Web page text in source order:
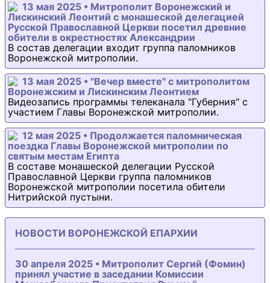
13 мая 2025 • Митрополит Воронежский и
Лискинский Леонтий с монашеской делегацией
Русской Православной Церкви посетил древние
обители в окрестностях Александрии
В состав делегации входит группа паломников
Воронежской митрополии.
13 мая 2025 • "Вечер вместе" с митрополитом
Воронежским и Лискинским Леонтием
Видеозапись программы телеканала "Губерния" с
участием Главы Воронежской митрополии.
12 мая 2025 • Продолжается паломническая
поездка Главы Воронежской митрополии по
святым местам Египта
В составе монашеской делегации Русской
Православной Церкви группа паломников
Воронежской митрополии посетила обители
Нитрийской пустыни.
НОВОСТИ ВОРОНЕЖСКОЙ ЕПАРХИИ
30 апреля 2025 • Митрополит Сергий (Фомин)
принял участие в заседании Комиссии